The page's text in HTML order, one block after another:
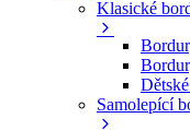
Klasické
Samolepící